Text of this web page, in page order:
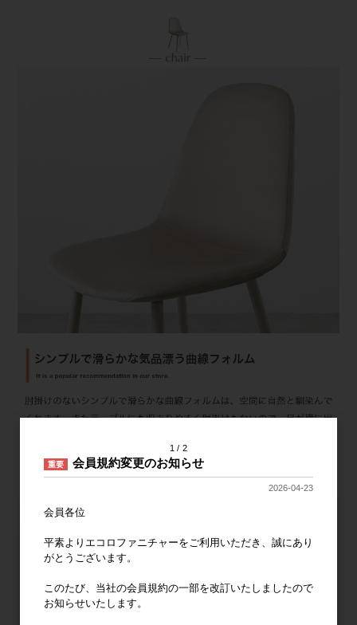
1 2
重要 会員規約変更のお知らせ
2026-04-23
会員各位
平素よりエコロファニチャーをご利用いただき、誠にあり
がとうございます。
このたび、当社の会員規約の一部を改訂いたしましたので
お知らせいたします。